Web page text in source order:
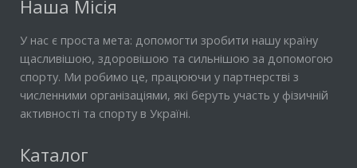
Наша Місія
У нас є проста мета: допомогти зробити нашу країну
щасливішою, здоровішою та сильнішою за допомогою
спорту. Ми робимо це, працюючи у партнерстві з
численними організаціями, які беруть участь у фізичній
активності та спорту в Україні.
Каталог